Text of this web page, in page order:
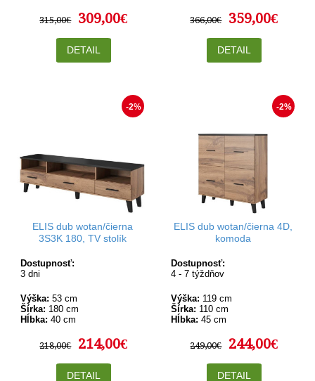
315,00€ 309,00€
DETAIL
366,00€ 359,00€
DETAIL
-2%
ELIS dub wotan/čierna
3S3K 180, TV stolík
Dostupnosť:
3 dni
Výška: 53 cm
Šírka: 180 cm
Hĺbka: 40 cm
218,00€ 214,00€
DETAIL
-2%
ELIS dub wotan/čierna 4D,
komoda
Dostupnosť:
4 - 7 týždňov
Výška: 119 cm
Šírka: 110 cm
Hĺbka: 45 cm
249,00€ 244,00€
DETAIL